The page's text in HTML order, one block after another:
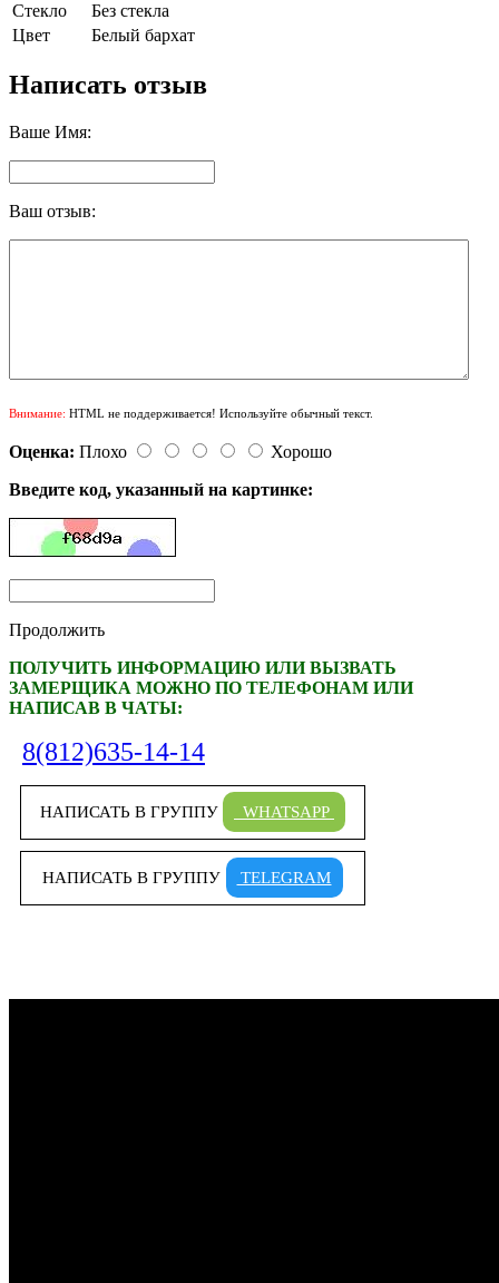
Стекло
Без стекла
Цвет
Белый бархат
Написать отзыв
Ваше Имя:
Ваш отзыв:
Внимание: HTML не поддерживается! Используйте обычный текст.
Оценка: Плохо
Хорошо
Введите код, указанный на картинке:
Продолжить
ПОЛУЧИТЬ ИНФОРМАЦИЮ ИЛИ ВЫЗВАТЬ
ЗАМЕРЩИКА МОЖНО ПО ТЕЛЕФОНАМ ИЛИ
НАПИСАВ В ЧАТЫ:
8(812)635-14-14
НАПИСАТЬ В ГРУППУ WHATSAPP
НАПИСАТЬ В ГРУППУ TELEGRAM